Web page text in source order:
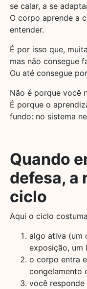
se calar, a se
O corpo aprende a
entender.
É por isso que,
mas não consegue
Ou até consegue
Não é porque você
É porque o
fundo: no sistema
Quando
defesa, a
ciclo
Aqui o ciclo
algo ativa (um
exposição, um
o corpo entra
congelamento
você